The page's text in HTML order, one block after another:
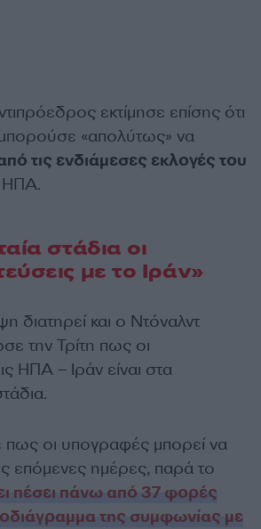
εκτίμησε επίσης ότι
«απολύτως» να
τις ενδιάμεσες εκλογές του
ΗΠΑ.
στάδια οι
με το Ιράν»
διατηρεί και ο Ντόναλντ
την Τρίτη πως οι
ΗΠΑ – Ιράν είναι στα
πως οι υπογραφές μπορεί να
επόμενες ημέρες, παρά το
πέσει πάνω από 37 φορές
της συμφωνίας με